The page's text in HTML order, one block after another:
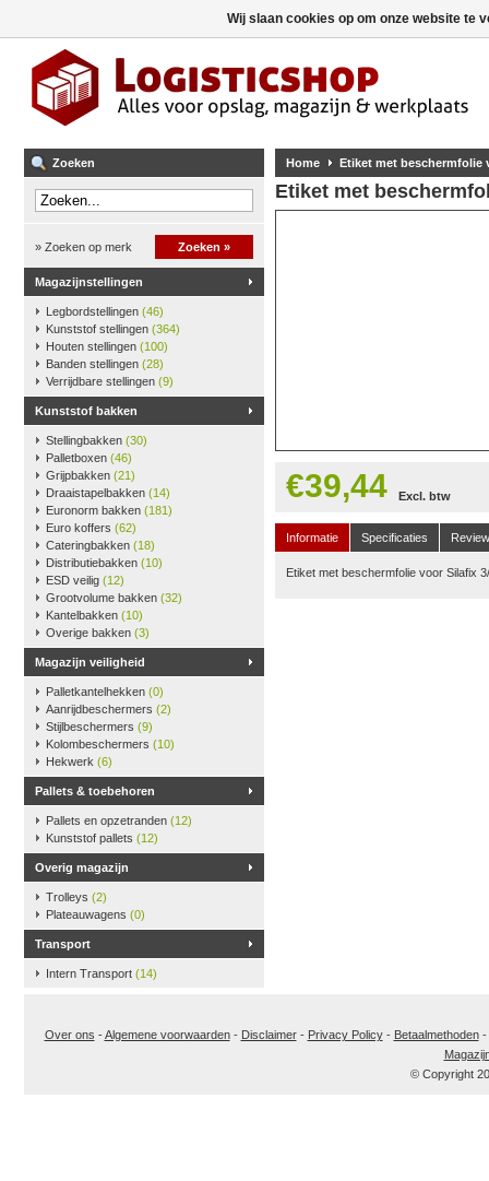
Zoeken
» Zoeken op merk Zoeken »
Magazijnstellingen
Legbordstellingen (46)
Kunststof stellingen (364)
Houten stellingen (100)
Banden stellingen (28)
Verrijdbare stellingen (9)
Kunststof bakken
Stellingbakken (30)
Palletboxen (46)
Grijpbakken (21)
Draaistapelbakken (14)
Euronorm bakken (181)
Euro koffers (62)
Cateringbakken (18)
Distributiebakken (10)
ESD veilig (12)
Grootvolume bakken (32)
Kantelbakken (10)
Overige bakken (3)
Magazijn veiligheid
Palletkantelhekken (0)
Aanrijdbeschermers (2)
Stijlbeschermers (9)
Kolombeschermers (10)
Hekwerk (6)
Pallets & toebehoren
Pallets en opzetranden (12)
Kunststof pallets (12)
Overig magazijn
Trolleys (2)
Plateauwagens (0)
Transport
Intern Transport (14)
Home Etiket met beschermfolie
Etiket met
€39,44 Excl. btw
Informatie Specificaties
Etiket met beschermfolie voor Silafix
Over ons -Algemene voorwaarden- Disclaimer- Privacy Policy- Betaalmethoden-
© Copyright
Wij slaan cookies op om onze website te